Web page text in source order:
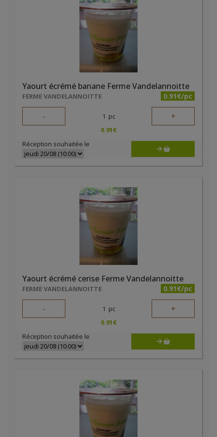
Yaourt écrémé banane Ferme Vandelannoitte
FERME VANDELANNOITTE 0.91€/pc
- 1 pc +
0.91€
Réception souhaitée le
Yaourt écrémé cerise Ferme Vandelannoitte
FERME VANDELANNOITTE 0.91€/pc
- 1 pc +
0.91€
Réception souhaitée le